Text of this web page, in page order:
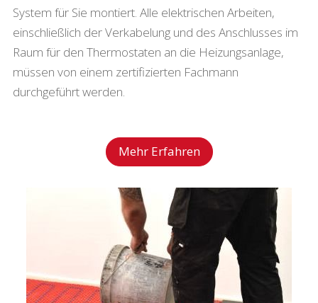
System für Sie montiert. Alle elektrischen Arbeiten,
einschließlich der Verkabelung und des Anschlusses im
Raum für den Thermostaten an die Heizungsanlage,
müssen von einem zertifizierten Fachmann
durchgeführt werden.
Mehr Erfahren